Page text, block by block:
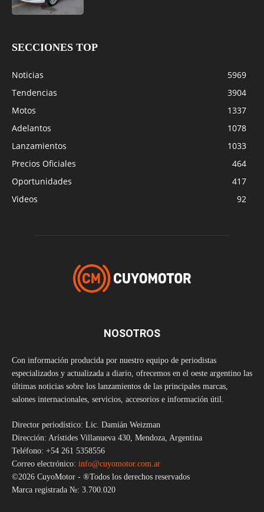
SECCIONES TOP
Noticias
5969
Tendencias
3904
Motos
1337
Adelantos
1078
Lanzamientos
1033
Precios Oficiales
464
Oportunidades
417
Videos
92
NOSOTROS
Con información producida por nuestro equipo de periodistas
especializados y actualizada a diario, ofrecemos en el oeste argentino las
últimas noticias sobre los lanzamientos de las principales marcas,
salones internacionales, servicios, accesorios e información útil.
Director periodístico: Lic. Damián Weizman
Dirección: Arístides Villanueva 430, Mendoza, Argentina
Teléfono: +54 261 5358556
Correo electrónico: info@cuyomotor.com.ar
©2026 CuyoMotor - ®Todos los derechos reservados
Marca registrada №: 3.700.020